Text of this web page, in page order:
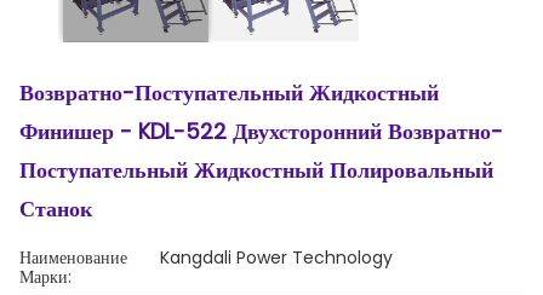
Возвратно-Поступательный Жидкостный
Финишер - KDL-522 Двухсторонний Возвратно-
Поступательный Жидкостный Полировальный
Станок
Наименование
Марки:
Kangdali Power Technology